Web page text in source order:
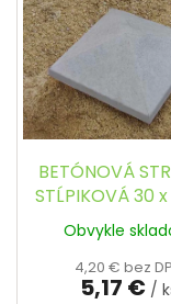
BETÓNOVÁ
STĹPIKOVÁ 30
cm -
ŠIKMÁ
Obvykle
4,20 € bez
5,17 € /